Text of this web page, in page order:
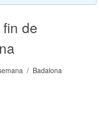
de
Badalona